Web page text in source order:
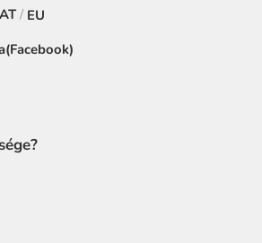
AT/ EU